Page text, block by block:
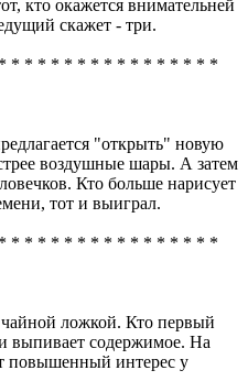
кто окажется внимательней
скажет - три.
* * * * * * * * * * * * * * * *
"открыть" новую
воздушные шары. А затем
Кто больше нарисует
тот и выиграл.
* * * * * * * * * * * * * * * *
ложкой. Кто первый
выпивает содержимое. На
повышенный интерес у